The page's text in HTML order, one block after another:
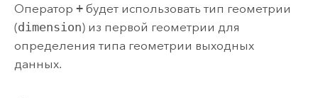
Оператор +будет использовать тип геометрии
(dimension) из первой геометрии для
определения типа геометрии выходных
данных.